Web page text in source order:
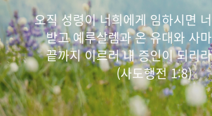
오직 성령이 너희에게 임하시면
받고 예루살렘과 온 유대와 사
끝까지 이르러 내 증인이 되리
(사도행전 1:8)